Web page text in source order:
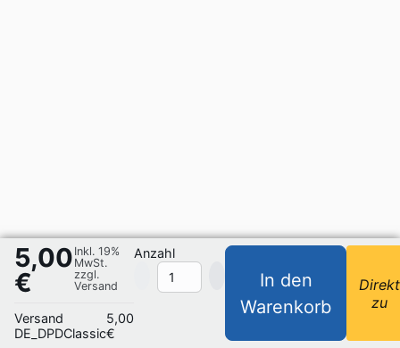
5,00
€
Inkl. 19%
MwSt.
zzgl.
Versand
Versand
DE_DPDClassic
5,00
€
Anzahl
In den
Warenkorb
Direkt
zu